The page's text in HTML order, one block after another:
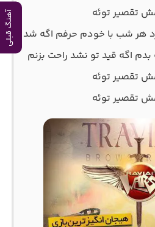
آهنگ قبلی
ﺗﻘﺼﻴﺮ ﺗﻮﺋﻪ
ﻫﺮ ﺷﺐ ﺑﺎ ﺧﻮدم ﺣﺮﻓﻢ اﮔﻪ ﺷﺪ
ﺑﺪم اﮔﻪ ﻗﻴﺪ ﺗﻮ ﻧﺸﺪ راﺣﺖ ﺑﺰﻧﻢ
ﺗﻘﺼﻴﺮ ﺗﻮﺋﻪ
ﺗﻘﺼﻴﺮ ﺗﻮﺋﻪ